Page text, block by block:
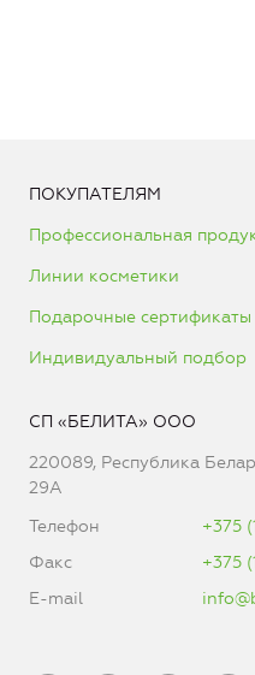
ПОКУПАТЕЛЯМ
Профессиональная
Линии косметики
Подарочные сертификаты
Индивидуальный подбор
СП «БЕЛИТА» ООО
220089, Республика
29А
Телефон
+375
Факс
+375
E-mail